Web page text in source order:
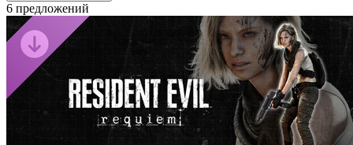
6 предложений